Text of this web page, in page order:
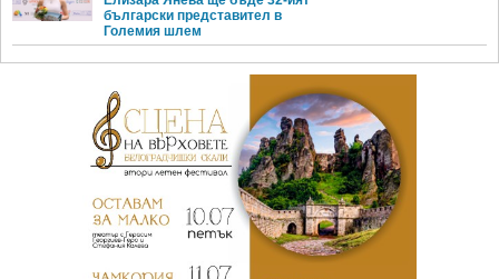
български представител в
Големия шлем